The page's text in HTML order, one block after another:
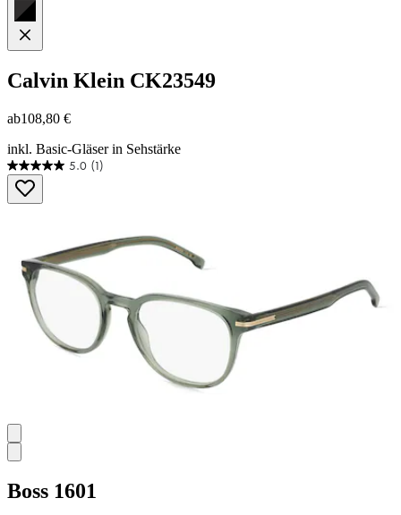
Calvin Klein CK23549
ab108,80 €
inkl. Basic-Gläser in Sehstärke
5.0 (1)
5.0
von
5
Bewertung
Boss 1601